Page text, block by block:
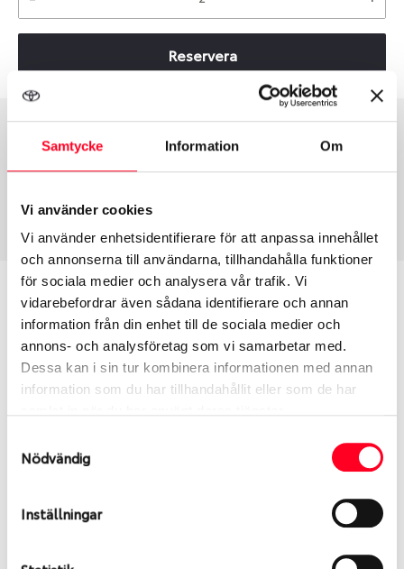
Samtycke Information Om
Vi använder cookies
Vi använder enhetsidentifierare för att anpassa innehållet
och annonserna till användarna, tillhandahålla funktioner
för sociala medier och analysera vår trafik. Vi
vidarebefordrar även sådana identifierare och annan
information från din enhet till de sociala medier och
annons- och analysföretag som vi samarbetar med.
Dessa kan i sin tur kombinera informationen med annan
information som du har tillhandahållit eller som de har
Nödvändig
Inställningar
Reservera
Däcktyp
Vinter
Däckstorlek
205/60 R 16 92T
1536
Passar detta däck min bil?
Ange registreringsnummer för att se om det däck
du valt passar din bilmodell. Om du köper däck som
skall sättas på dina befintliga fälgar, se till att kolla
årens lopp och inte vara samma dimension som
bilen hade ut från fabrik.